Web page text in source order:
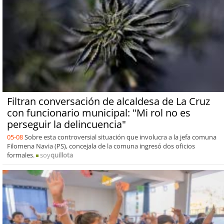
Filtran conversación de alcaldesa de La Cruz
con funcionario municipal: "Mi rol no es
perseguir la delincuencia"
05-08Sobre esta controversial situación que involucra a la jefa comuna
Filomena Navia (PS), concejala de la comuna ingresó dos oficios
formales.
soyquillota